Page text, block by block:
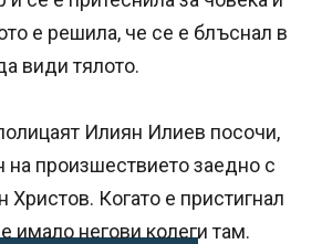
е решила, че се е блъснал в
види тялото.
Илиян Илиев посочи,
на произшествието заедно с
Христов. Когато е пристигнал
имало негови колеги там.